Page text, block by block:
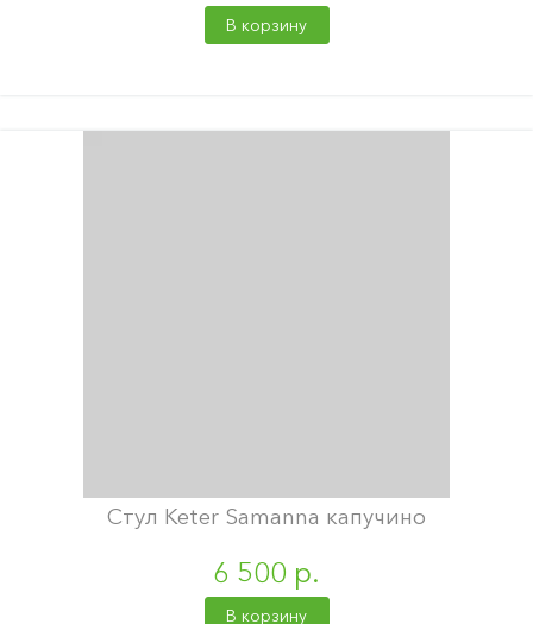
В корзину
Стул Keter Samanna капучино
6 500 р.
В корзину